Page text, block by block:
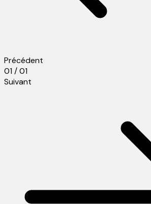
Précédent
01 / 01
Suivant